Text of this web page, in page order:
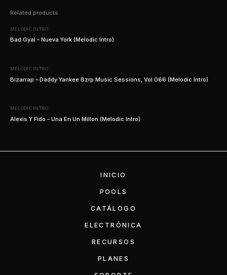
Related products
MELODIC INTRO
Bad Gyal – Nueva York (Melodic Intro)
MELODIC INTRO
Bizarrap – Daddy Yankee Bzrp Music Sessions, Vol 066 (Melodic Intro)
MELODIC INTRO
Alexis Y Fido – Una En Un Millon (Melodic Intro)
INICIO
POOLS
CATÁLOGO
ELECTRÓNICA
RECURSOS
PLANES